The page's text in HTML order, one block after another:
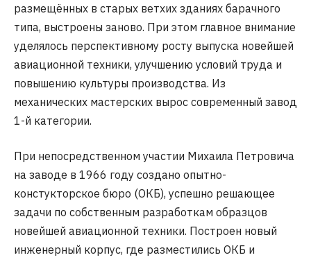
размещённых в старых ветхих зданиях барачного
типа, выстроены заново. При этом главное внимание
уделялось перспективному росту выпуска новейшей
авиационной техники, улучшению условий труда и
повышению культуры производства. Из
механических мастерских вырос современный завод
1-й категории.
При непосредственном участии Михаила Петровича
на заводе в 1966 году создано опытно-
констукторское бюро (ОКБ), успешно решающее
задачи по собственным разработкам образцов
новейшей авиационной техники. Построен новый
инженерный корпус, где разместились ОКБ и